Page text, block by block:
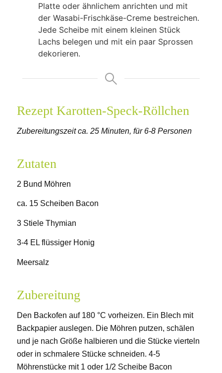
Platte oder ähnlichem anrichten und mit
der Wasabi-Frischkäse-Creme bestreichen.
Jede Scheibe mit einem kleinen Stück
Lachs belegen und mit ein paar Sprossen
dekorieren.
Rezept Karotten-Speck-Röllchen
Zubereitungszeit ca. 25 Minuten, für 6-8 Personen
Zutaten
2 Bund Möhren
ca. 15 Scheiben Bacon
3 Stiele Thymian
3-4 EL flüssiger Honig
Meersalz
Zubereitung
Den Backofen auf 180 °C vorheizen. Ein Blech mit
Backpapier auslegen. Die Möhren putzen, schälen
und je nach Größe halbieren und die Stücke vierteln
oder in schmalere Stücke schneiden. 4-5
Möhrenstücke mit 1 oder 1/2 Scheibe Bacon